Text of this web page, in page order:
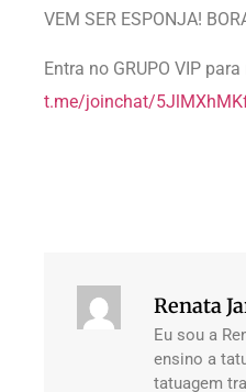
VEM SER ESPONJA!
Entra no GRUPO VIP
t.me/joinchat/
Renata
Eu sou a
ensino a
tatuagem